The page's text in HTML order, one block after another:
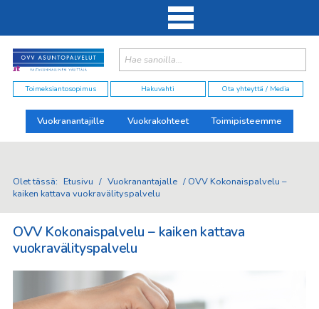
Toimeksiantosopimus Hakuvahti Ota yhteyttä / Media
Vuokranantajille Vuokrakohteet Toimipisteemme
Olet tässä: Etusivu / Vuokranantajalle / OVV Kokonaispalvelu –
kaiken kattava vuokravälityspalvelu
OVV Kokonaispalvelu – kaiken kattava
vuokravälityspalvelu